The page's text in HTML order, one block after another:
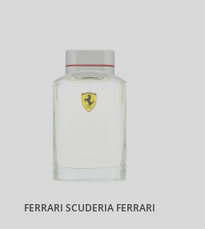
FERRARI SCUDERIA FERRARI